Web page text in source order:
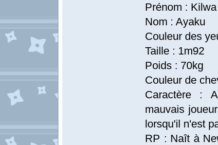
Prénom : Kilwa
Nom : Ayaku
Couleur des
Taille : 1m92
Poids : 70kg
Couleur de
Caractère :
mauvais
lorsqu'il n'est
RP : Naît à